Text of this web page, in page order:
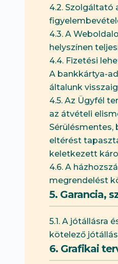
4.2. Szolgáltató
4.3. A
helyszínen
4.4. Fizetési
A bankkártya-
általunk
4.5. Az Ügyfél
az átvételi
Sérülésmentes,
eltérést
keletkezett
4.6. A
megrendelést
5. Garancia,
5.1. A jótállásra
kötelező
6. Grafikai